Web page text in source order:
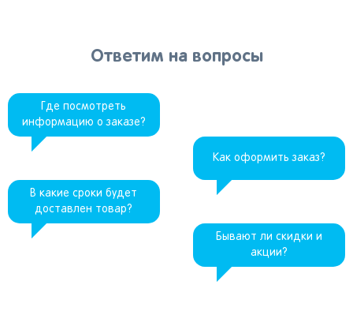
Ответим на вопросы
Где посмотреть
информацию о заказе?
Как оформить заказ?
В какие сроки будет
доставлен товар?
Бывают ли скидки и
акции?